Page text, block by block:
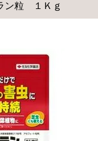
ン粒 １Ｋｇ